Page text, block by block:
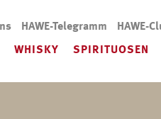
HAWE-Telegramm HAWE-
WHISKY SPIRITUOSEN